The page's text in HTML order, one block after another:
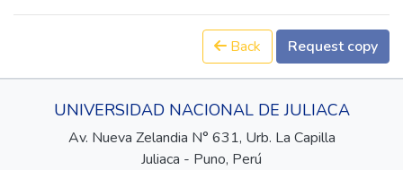
Back Request copy
UNIVERSIDAD NACIONAL DE JULIACA
Av. Nueva Zelandia N° 631, Urb. La Capilla
Juliaca - Puno, Perú